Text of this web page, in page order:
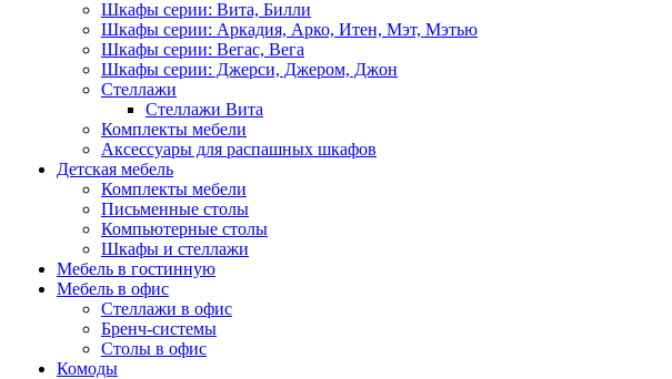
Шкафы серии: Вита, Билли
Шкафы серии: Аркадия, Арко, Итен, Мэт, Мэтью
Шкафы серии: Вегас, Вега
Шкафы серии: Джерси, Джером, Джон
Стеллажи
Стеллажи Вита
Комплекты мебели
Аксессуары для распашных шкафов
Детская мебель
Комплекты мебели
Письменные столы
Компьютерные столы
Шкафы и стеллажи
Мебель в гостинную
Мебель в офис
Стеллажи в офис
Бренч-системы
Столы в офис
Комоды